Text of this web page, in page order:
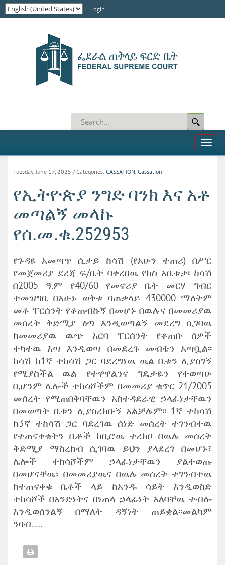
Login
Toggle
Tuesday, June 17, 2025 / Categories: CASSATION, Cassation
የኢትዮጵያ ንግድ ባንክ እና አቶ
መጣልኝ መላኩ
የሰ.መ.ቁ.252953
የጉዳዩ አመጣጥ ሲታይ ከሳሽ (የአሁን ተጠሪ) በሥር
የመጀመሪያ ደረጃ ፍ/ቤት ባቀረበዉ የክስ አቤቱታ፡ ከሳሽ
በ2005 ዓ.ም የ40/60 የመኖሪያ ቤት መርሃ ግብር
ተመዝግቤ በአሁኑ ወቅቱ ባጠቃላይ 430000 ማለትም
መቶ ፐርሰንት የቆጠብኩኝ በመሆኑ በዉሉና በመመሪያዉ
መሰረት ቅድሚያ ዕጣ እንዲወጣልኝ መደረግ ሲገባዉ
ከመመሪያዉ ዉጭ አርባ ፐርሰንት የቆጠቡ ሰዎች
ተካተዉ እጣ እንዲወጣ በመደረጉ መብቴን አጣቧል፡፡
ከሳሽ ከ1ኛ ተከሳሽ ጋር ባደረግነዉ ዉል ቤቱን ሊያስገኝ
የሚያስችል ዉል የተዋዋልንና ግዴታዬን የተወጣሁ
ቢሆንም ሌሎች ተከሳሾችም በመመሪያ ቁጥር 21/2005
መሰረት የሚጠበቅባቸዉን አስተዳደራዊ ኃላፊነታቸዉን
በመወጣት ቤቱን ሊያስረክቡኝ አልቻሉም፡፡ 1ኛ ተከሳሽ
ከ3ኛ ተከሳሽ ጋር ባደረገዉ ሰነድ መሰረት ተገንብተዉ
የተጠናቀቁትን ቤቶች ከቢሮዉ ተረክቦ በዉሉ መሰረት
ቅድሚያ ማስረከብ ሲገባዉ ይህን ያላደረገ በመሆኑ፣
ሌሎች ተከሳሾችም ኃላፊነታቸዉን ያልተወጡ
በመሆናቸዉ፣ በመመሪያዉና በዉሉ መሰረት ተገንብተዉ
ከተጠናቀቁ ቤቶች ላይ ከአንዱ ሳይት እንዲወስድ
ተከሳሾች በአንድነትና በነጠላ ኃላፊነት አለባቸዉ ተብሎ
እንዲወሰንልኝ በማለት ዳኝነት ጠይቋል፡፡መልካም
ንባብ….